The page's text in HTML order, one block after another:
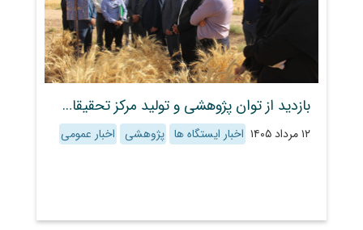
بازدید از توان پژوهشی و تولید مرکز تحقیقات و آموزش کشاورزی و منابع طبیعی استان فارس در تولید بذرهای اصلاح‌شده و معرفی ارقام جدید
۱۲ مرداد ۱۴۰۵ اخبار ایستگاه ها پژوهشی اخبار عمومی